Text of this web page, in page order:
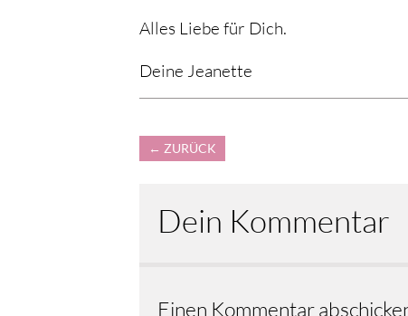
Alles Liebe für Dich.
Deine Jeanette
← ZURÜCK
Dein Kommentar
Einen Kommentar